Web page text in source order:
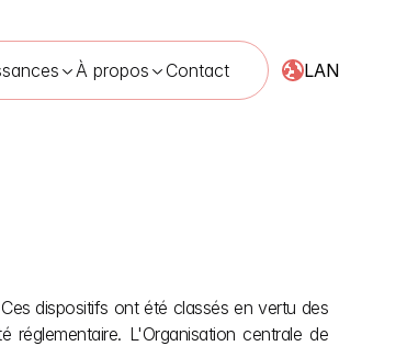
À propos Contact LAN
L'Organisation centrale de